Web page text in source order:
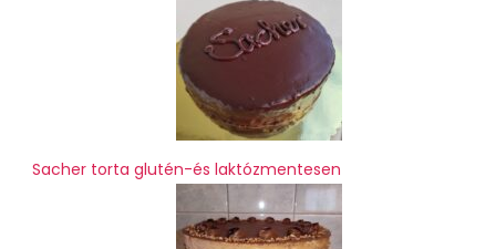
Sacher torta glutén-és laktózmentesen